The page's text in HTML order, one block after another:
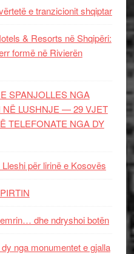
e tranzicionit shqiptar
& Resorts në Shqipëri:
formë në Rivierën
SPANJOLLES NGA
NË LUSHNJE — 29 VJET
TELEFONATE NGA DY
për lirinë e Kosovës
dhe ndryshoi botën
nga monumentet e gjalla